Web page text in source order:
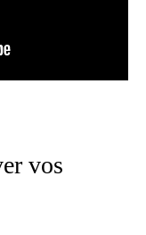
vos